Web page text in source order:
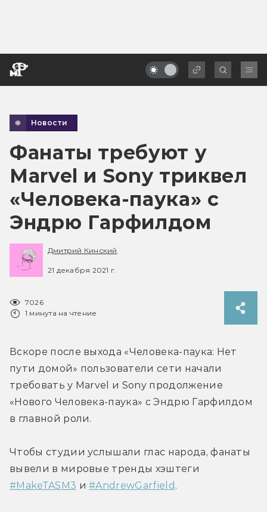
Новости
Фанаты требуют у
Marvel и Sony триквел
«Человека-паука» с
Эндрю Гарфилдом
Дмитрий Кинский
21 декабря 2021 г.
7026
1 минута на чтение
Вскоре после выхода «Человека-паука: Нет
пути домой» пользователи сети начали
требовать у Marvel и Sony продолжение
«Нового Человека-паука» с Эндрю Гарфилдом
в главной роли.
Чтобы студии услышали глас народа, фанаты
#MakeTASM3 и #AndrewGarfield .